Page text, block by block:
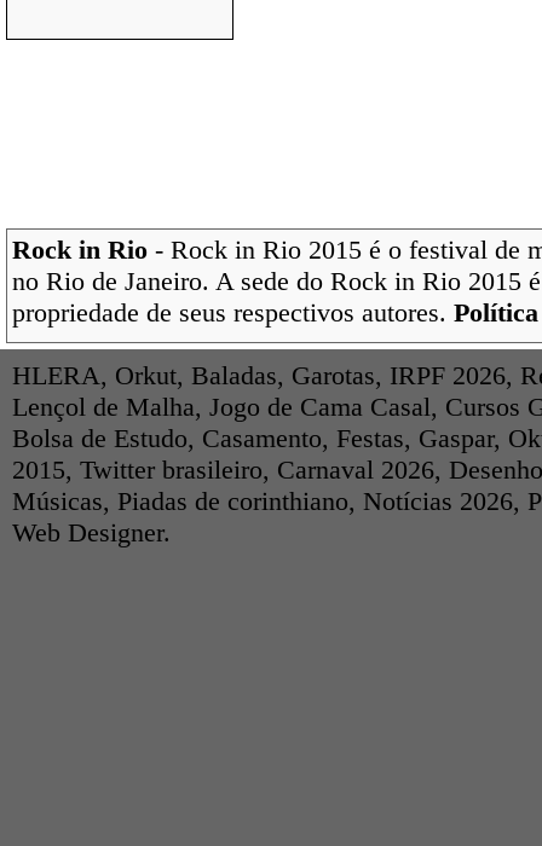
Rock in Rio - Rock in Rio 2015 é o festival de
no Rio de Janeiro. A sede do Rock in Rio 2015
propriedade de seus respectivos autores.
HLERA, Orkut, Baladas, Garotas, IRPF 2026,
Lençol de Malha, Jogo de Cama Casal, Cursos
Bolsa de Estudo, Casamento, Festas, Gaspar,
2015, Twitter brasileiro, Carnaval 2026,
Músicas, Piadas de corinthiano, Notícias 2026,
Web Designer.